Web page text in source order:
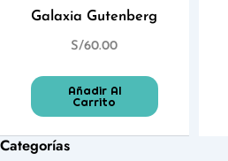
Categorías
Galaxia Gutenberg
S/60.00
Añadir Al
Carrito